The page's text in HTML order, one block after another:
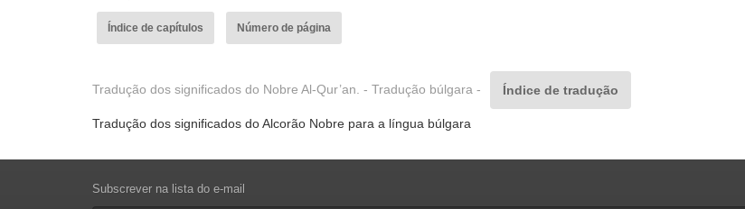
Índice de capítulos Número de página
Tradução dos significados do Nobre Al-Qur’an. - Tradução búlgara - Índice de tradução
Tradução dos significados do Alcorão Nobre para a língua búlgara
Subscrever na lista do e-mail